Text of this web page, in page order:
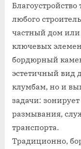
любого
частный дом
ключевых
бордюрный
эстетичный вид
клумбам, но и
задачи:
размывания,
транспорта.
Традиционно,